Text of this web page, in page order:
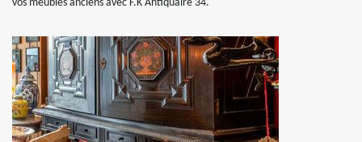
vos meubles anciens avec F.K Antiquaire 34.